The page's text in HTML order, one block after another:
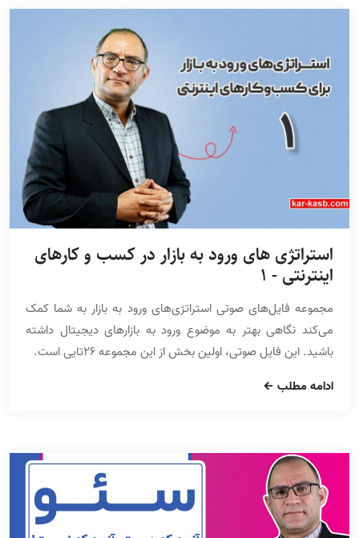
استراتژی های ورود به بازار در کسب و کارهای
اینترنتی - 1
مجموعه فایل‌های صوتی استراتژی‌های ورود به بازار به شما کمک
می‌کند نگاهی بهتر به موضوع ورود به بازارهای دیجیتال داشته
باشید. این فایل صوتی، اولین بخش از این مجموعه 26تایی است.
ادامه مطلب